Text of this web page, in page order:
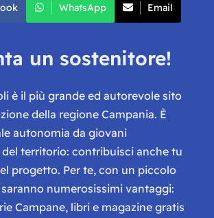
WhatsApp Email
un sostenitore!
è il più grande ed autorevole sito
della regione Campania. È
autonomia da giovani
territorio: contribuisci anche tu
progetto. Per te, con un piccolo
numerosissimi vantaggi:
Campane, libri e magazine gratis